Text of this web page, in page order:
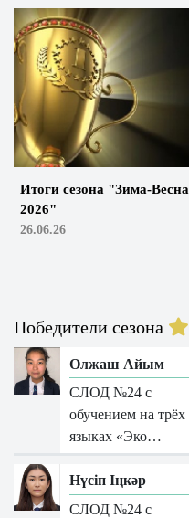
Итоги сезона "Зима-Весна
2026"
26.06.26
Победители сезона
Олжаш Айым
СЛОД №24 с
обучением на трёх
языках «Эко…
Нүсіп Іңкәр
СЛОД №24 с